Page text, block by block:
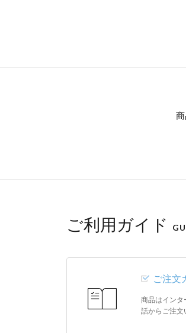
ご利用ガイド
ご注文
商品はインタ
話からご注文